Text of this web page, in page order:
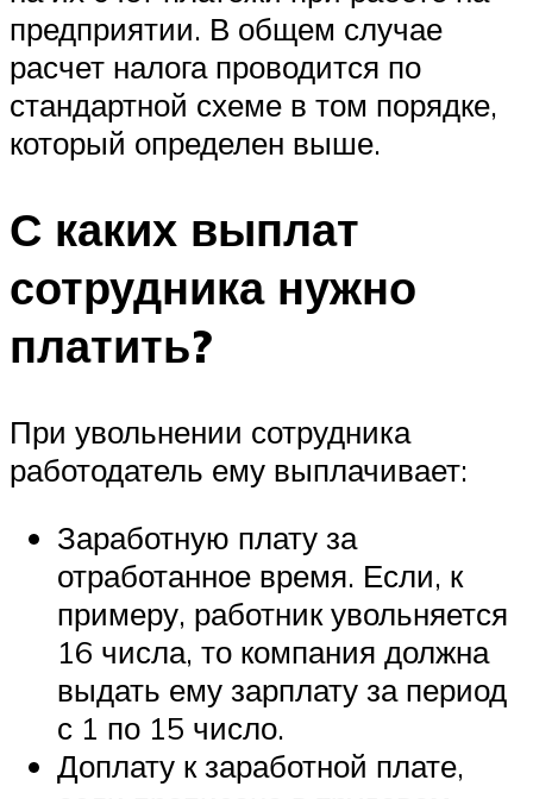
предприятии. В общем случае
расчет налога проводится по
стандартной схеме в том порядке,
который определен выше.
С каких выплат
сотрудника нужно
платить?
При увольнении сотрудника
работодатель ему выплачивает:
Заработную плату за
отработанное время. Если, к
примеру, работник увольняется
16 числа, то компания должна
выдать ему зарплату за период
с 1 по 15 число.
Доплату к заработной плате,